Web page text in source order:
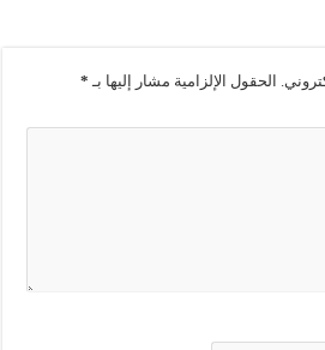
الحقول الإلزامية مشار إليها بـ *